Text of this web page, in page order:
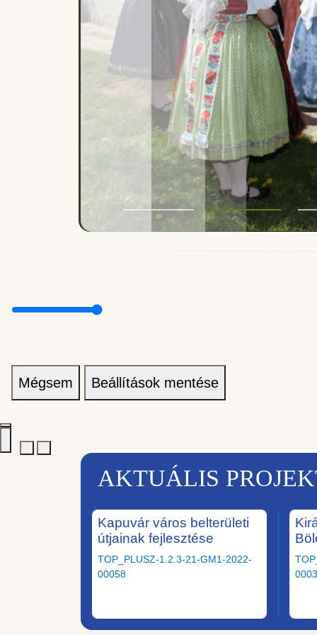
Mégsem Beállítások mentése
AKTUÁLIS
Kapuvár város belterületi
útjainak fejlesztése
TOP_PLUSZ-1.2.3-21-GM1-2022-
00058